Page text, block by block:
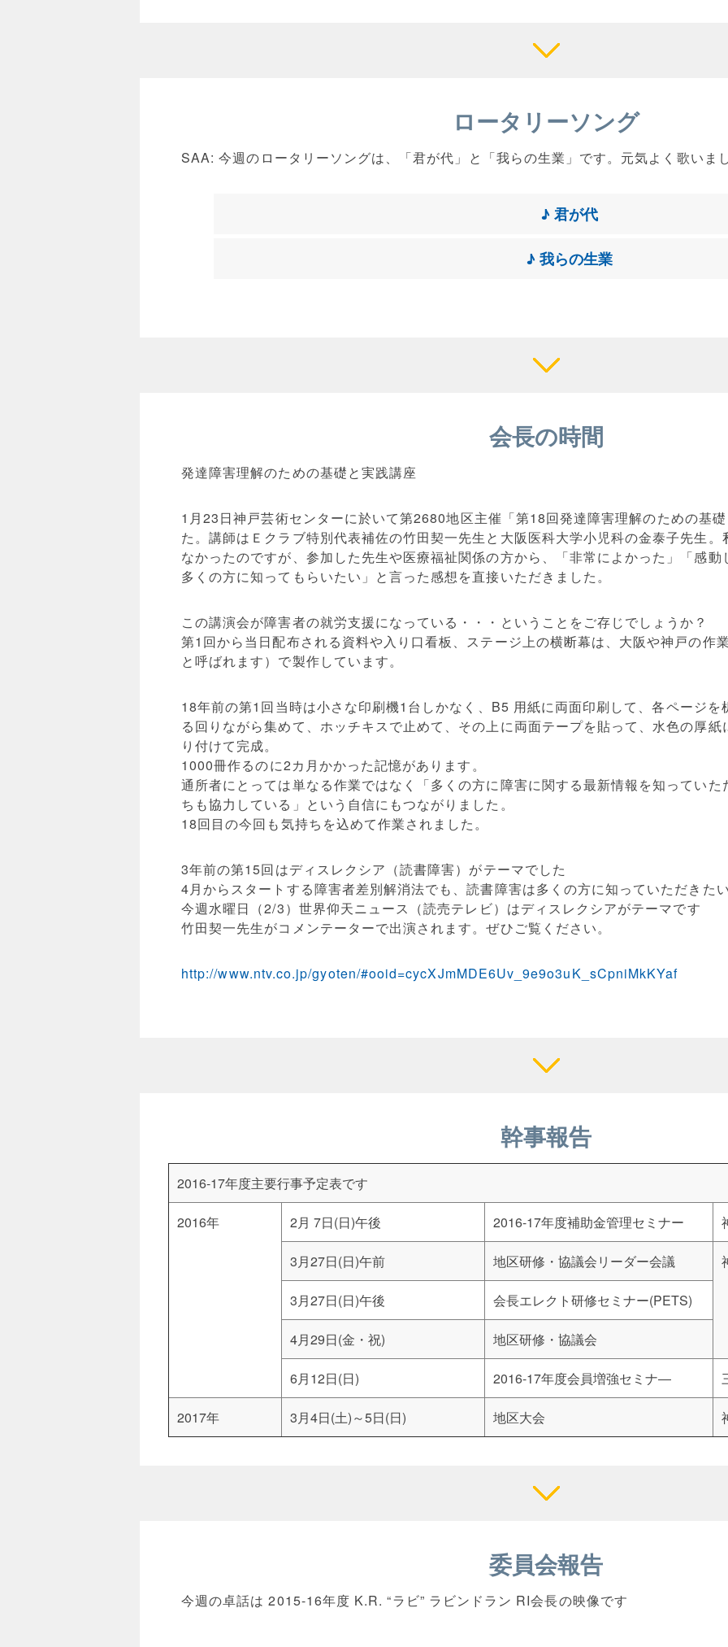
ロータリーソング
SAA: 今週のロータリーソングは、「君が代」と「我らの生業」です。元気よく歌いま
♪ 君が代
♪ 我らの生業
会長の時間
発達障害理解のための基礎と実践講座
1月23日神戸芸術センターに於いて第2680地区主催「第18回発達障害理解のための基
た。講師はＥクラブ特別代表補佐の竹田契一先生と大阪医科大学小児科の金泰子先生
なかったのですが、参加した先生や医療福祉関係の方から、「非常によかった」「感
多くの方に知ってもらいたい」と言った感想を直接いただきました。
この講演会が障害者の就労支援になっている・・・ということをご存じでしょうか？
第1回から当日配布される資料や入り口看板、ステージ上の横断幕は、大阪や神戸の作
と呼ばれます）で製作しています。
18年前の第1回当時は小さな印刷機1台しかなく、B5 用紙に両面印刷して、各ページ
る回りながら集めて、ホッチキスで止めて、その上に両面テープを貼って、水色の厚
り付けて完成。
1000冊作るのに2カ月かかった記憶があります。
通所者にとっては単なる作業ではなく「多くの方に障害に関する最新情報を知ってい
ちも協力している」という自信にもつながりました。
18回目の今回も気持ちを込めて作業されました。
3年前の第15回はディスレクシア（読書障害）がテーマでした
4月からスタートする障害者差別解消法でも、読書障害は多くの方に知っていただきた
今週水曜日（2/3）世界仰天ニュース（読売テレビ）はディスレクシアがテーマです
竹田契一先生がコメンテーターで出演されます。ぜひご覧ください。
http://www.ntv.co.jp/gyoten/#ooid=cycXJmMDE6Uv_9e9o3uK_sCpniMkKYaf
幹事報告
2016-17年度主要行事予定表です
2016年 2月 7日(日)午後 2016-17年度補助金管理セミナー
3月27日(日)午前 地区研修・協議会リーダー会議
3月27日(日)午後 会長エレクト研修セミナー(PETS)
4月29日(金・祝) 地区研修・協議会
6月12日(日) 2016-17年度会員増強セミナ―
2017年 3月4日(土)～5日(日) 地区大会
委員会報告
今週の卓話は 2015-16年度 K.R. “ラビ” ラビンドラン RI会長の映像です